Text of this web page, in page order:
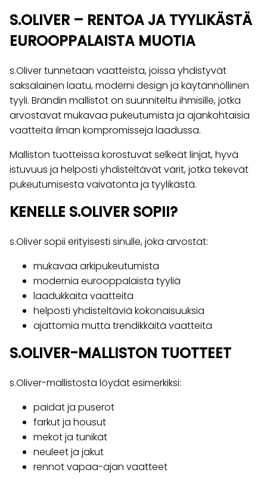
S.OLIVER – RENTOA JA TYYLIKÄSTÄ
EUROOPPALAISTA MUOTIA
s.Oliver tunnetaan vaatteista, joissa yhdistyvät
saksalainen laatu, moderni design ja käytännöllinen
tyyli. Brändin mallistot on suunniteltu ihmisille, jotka
arvostavat mukavaa pukeutumista ja ajankohtaisia
vaatteita ilman kompromisseja laadussa.
Malliston tuotteissa korostuvat selkeät linjat, hyvä
istuvuus ja helposti yhdisteltävät värit, jotka tekevät
pukeutumisesta vaivatonta ja tyylikästä.
KENELLE S.OLIVER SOPII?
s.Oliver sopii erityisesti sinulle, joka arvostat:
mukavaa arkipukeutumista
modernia eurooppalaista tyyliä
laadukkaita vaatteita
helposti yhdisteltäviä kokonaisuuksia
ajattomia mutta trendikkäitä vaatteita
S.OLIVER-MALLISTON TUOTTEET
s.Oliver-mallistosta löydät esimerkiksi:
paidat ja puserot
farkut ja housut
mekot ja tunikat
neuleet ja jakut
rennot vapaa-ajan vaatteet